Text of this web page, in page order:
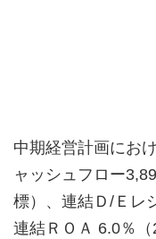
中期経営計画にお
ャッシュフロー
標）、連結Ｄ/Ｅレ
連結ＲＯＡ 6.0％